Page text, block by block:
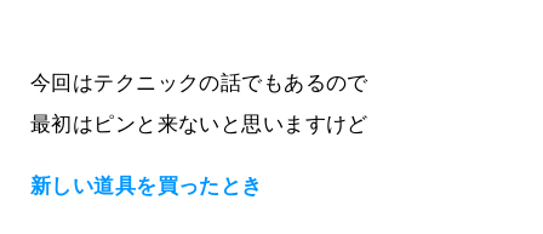
今回はテクニックの話でもあるので
最初はピンと来ないと思いますけど
新しい道具を買ったとき